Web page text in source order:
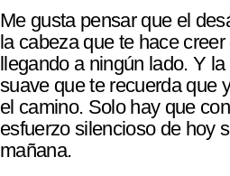
Me gusta pensar que el
la cabeza que te hace
llegando a ningún lado. Y
suave que te recuerda que
el camino. Solo hay que
esfuerzo silencioso de hoy
mañana.